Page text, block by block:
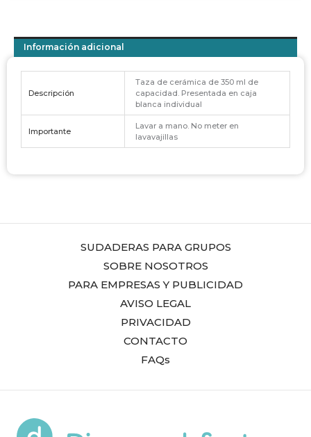
Información adicional
Descripción
Taza de cerámica de 350 ml de
capacidad. Presentada en caja
blanca individual
Importante
Lavar a mano. No meter en
lavavajillas
SUDADERAS PARA GRUPOS
SOBRE NOSOTROS
PARA EMPRESAS Y PUBLICIDAD
AVISO LEGAL
PRIVACIDAD
CONTACTO
FAQs